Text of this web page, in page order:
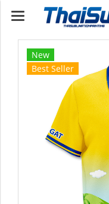
New
Best Seller